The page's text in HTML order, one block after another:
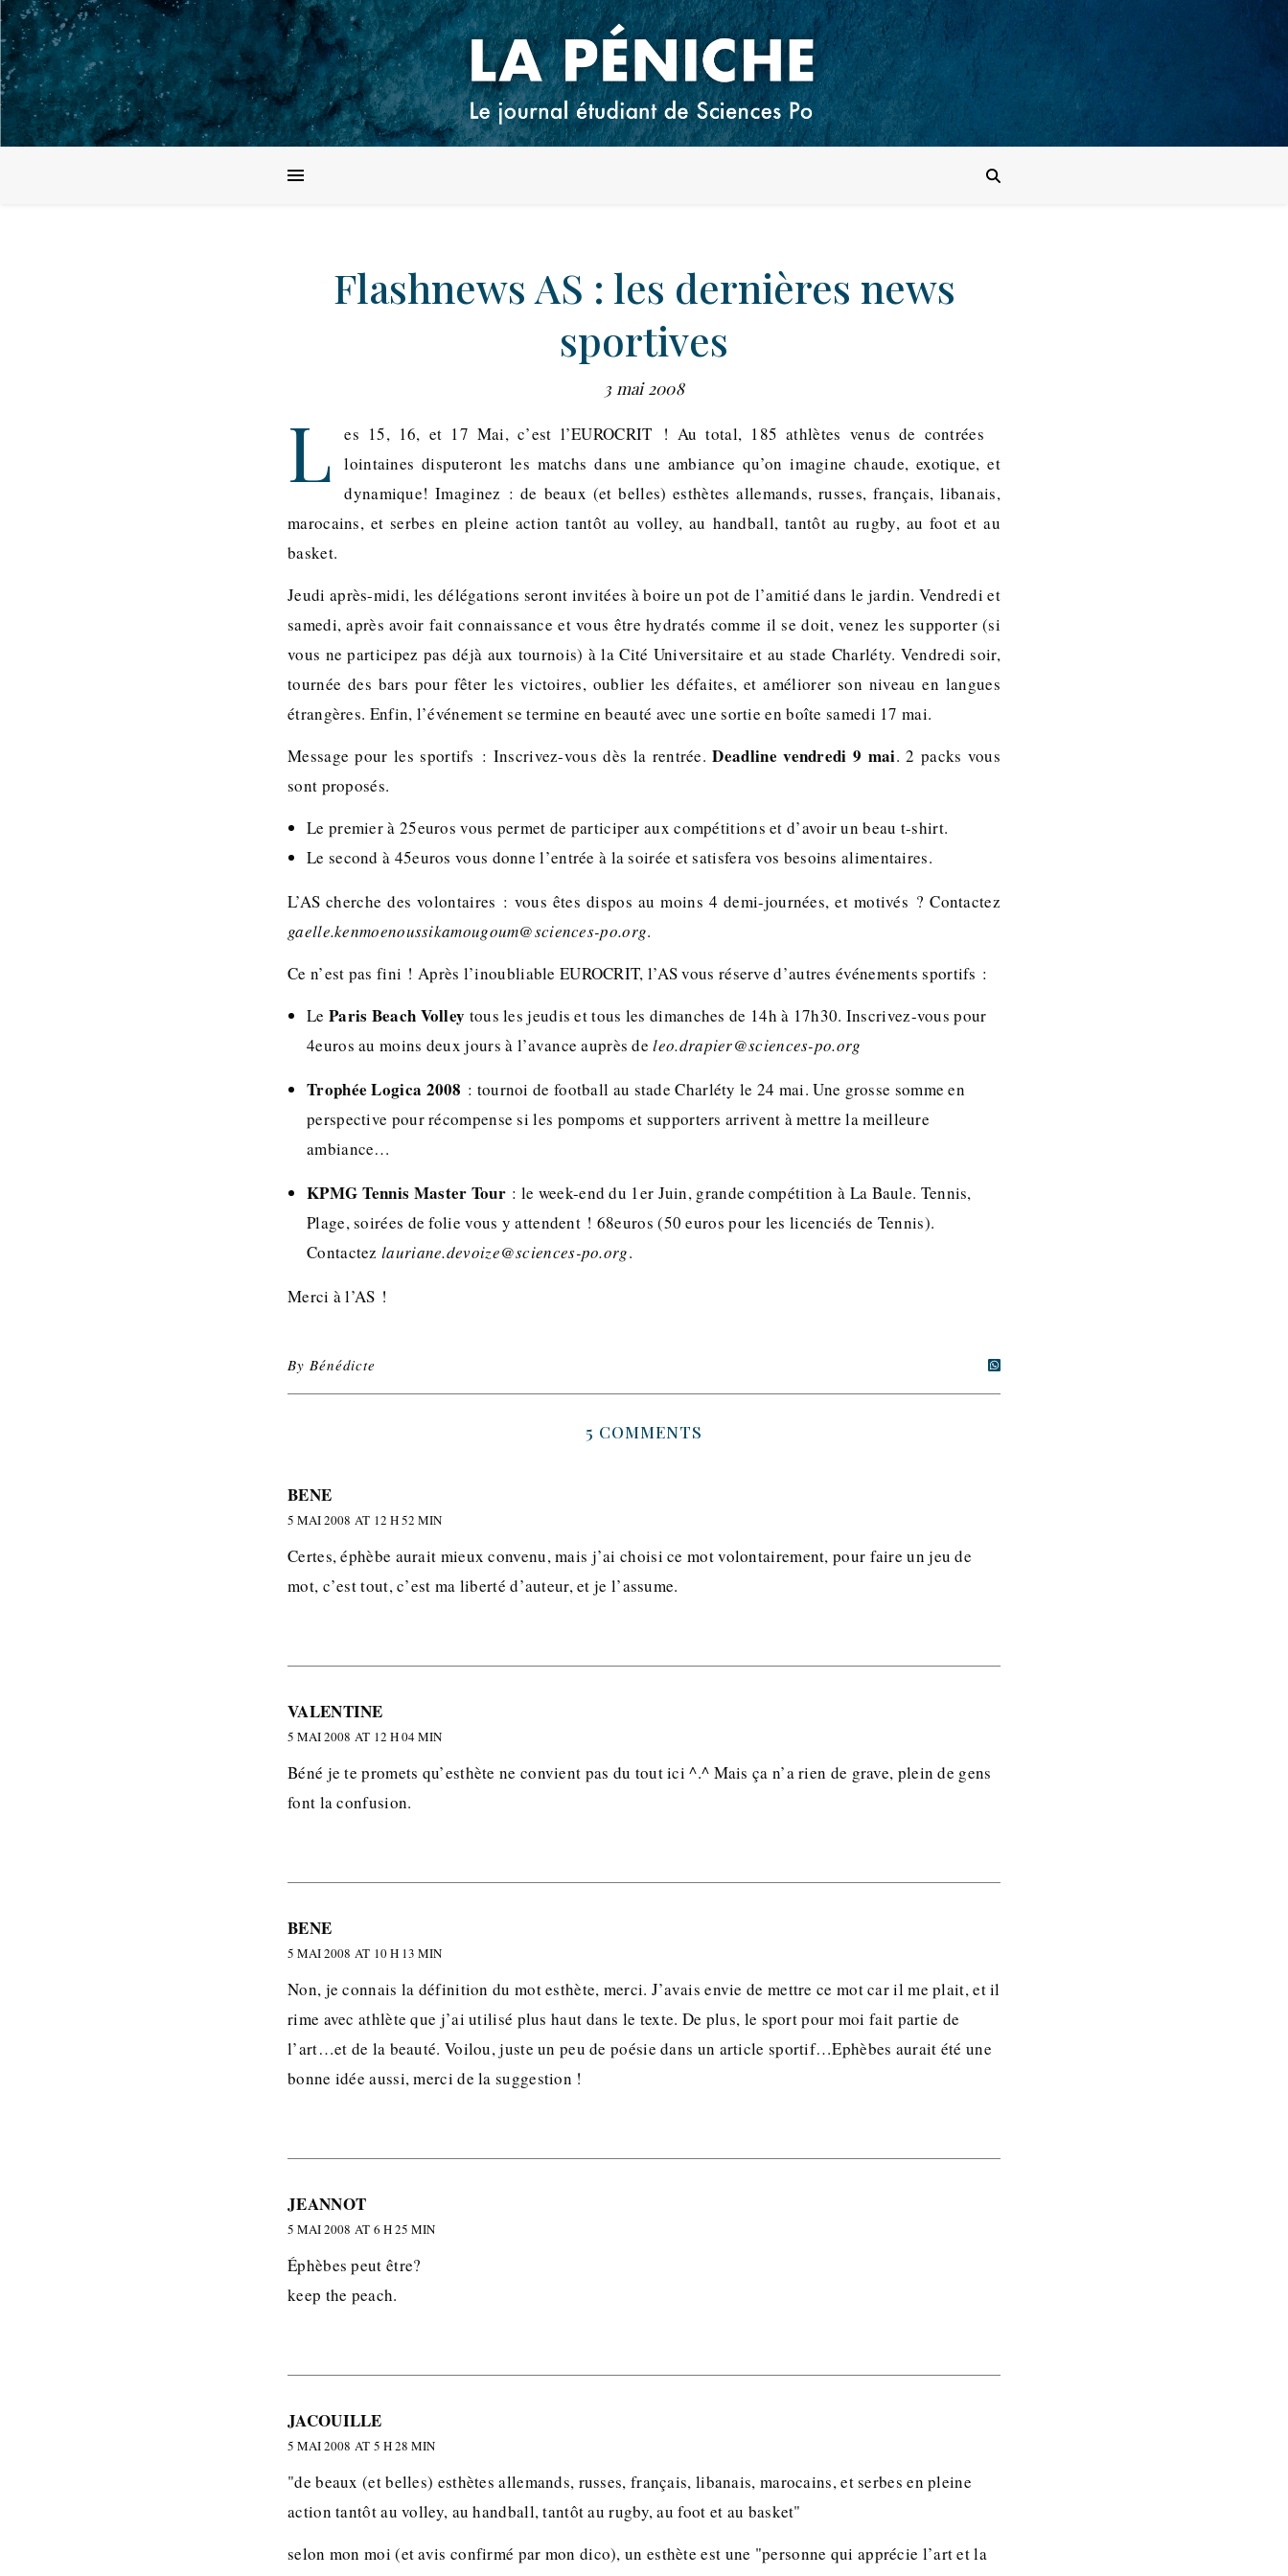
Flashnews AS : les dernières news
sportives
3 mai 2008
L
es 15, 16, et 17 Mai, c’est l’EUROCRIT ! Au total, 185 athlètes venus de contrées
lointaines disputeront les matchs dans une ambiance qu’on imagine chaude, exotique, et
dynamique! Imaginez : de beaux (et belles) esthètes allemands, russes, français, libanais,
marocains, et serbes en pleine action tantôt au volley, au handball, tantôt au rugby, au foot et au
basket.
Jeudi après-midi, les délégations seront invitées à boire un pot de l’amitié dans le jardin. Vendredi et
samedi, après avoir fait connaissance et vous être hydratés comme il se doit, venez les supporter (si
vous ne participez pas déjà aux tournois) à la Cité Universitaire et au stade Charléty. Vendredi soir,
tournée des bars pour fêter les victoires, oublier les défaites, et améliorer son niveau en langues
étrangères. Enfin, l’événement se termine en beauté avec une sortie en boîte samedi 17 mai.
Message pour les sportifs : Inscrivez-vous dès la rentrée.Deadline vendredi 9 mai. 2 packs vous
sont proposés.
Le premier à 25euros vous permet de participer aux compétitions et d’avoir un beau t-shirt.
Le second à 45euros vous donne l’entrée à la soirée et satisfera vos besoins alimentaires.
L’AS cherche des volontaires : vous êtes dispos au moins 4 demi-journées, et motivés ? Contactez
gaelle.kenmoenoussikamougoum@sciences-po.org.
Ce n’est pas fini ! Après l’inoubliable EUROCRIT, l’AS vous réserve d’autres événements sportifs :
Le Paris Beach Volley tous les jeudis et tous les dimanches de 14h à 17h30. Inscrivez-vous pour
4euros au moins deux jours à l’avance auprès deleo.drapier@sciences-po.org
Trophée Logica 2008 : tournoi de football au stade Charléty le 24 mai. Une grosse somme en
perspective pour récompense si les pompoms et supporters arrivent à mettre la meilleure
ambiance…
KPMG Tennis Master Tour: le week-end du 1er Juin, grande compétition à La Baule. Tennis,
Plage, soirées de folie vous y attendent ! 68euros (50 euros pour les licenciés de Tennis).
Contactezlauriane.devoize@sciences-po.org.
Merci à l’AS !
ByBénédicte
5 COMMENTS
BENE
5 MAI 2008 AT 12 H 52 MIN
Certes, éphèbe aurait mieux convenu, mais j’ai choisi ce mot volontairement, pour faire un jeu de
mot, c’est tout, c’est ma liberté d’auteur, et je l’assume.
VALENTINE
5 MAI 2008 AT 12 H 04 MIN
Béné je te promets qu’esthète ne convient pas du tout ici ^.^ Mais ça n’a rien de grave, plein de gens
font la confusion.
BENE
5 MAI 2008 AT 10 H 13 MIN
Non, je connais la définition du mot esthète, merci. J’avais envie de mettre ce mot car il me plait, et il
rime avec athlète que j’ai utilisé plus haut dans le texte. De plus, le sport pour moi fait partie de
l’art…et de la beauté. Voilou, juste un peu de poésie dans un article sportif…Ephèbes aurait été une
bonne idée aussi, merci de la suggestion !
JEANNOT
5 MAI 2008 AT 6 H 25 MIN
Éphèbes peut être?
keep the peach.
JACOUILLE
5 MAI 2008 AT 5 H 28 MIN
"de beaux (et belles) esthètes allemands, russes, français, libanais, marocains, et serbes en pleine
action tantôt au volley, au handball, tantôt au rugby, au foot et au basket"
selon mon moi (et avis confirmé par mon dico), un esthète est une "personne qui apprécie l’art et la